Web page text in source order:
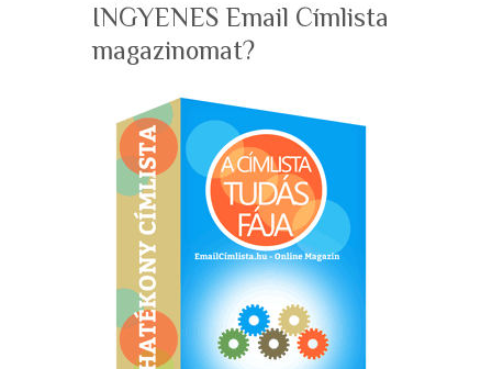
INGYENES Email Címlista
magazinomat?